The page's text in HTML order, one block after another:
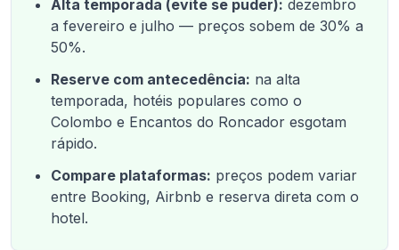
Alta temporada (evite se puder): dezembro
a fevereiro e julho — preços sobem de 30% a
50%.
Reserve com antecedência: na alta
temporada, hotéis populares como o
Colombo e Encantos do Roncador esgotam
rápido.
Compare plataformas: preços podem variar
entre Booking, Airbnb e reserva direta com o
hotel.